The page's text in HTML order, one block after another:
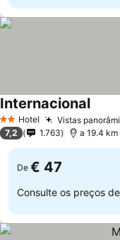
2 Estrelas
Hotel Vistas
Internacional
7,2 1.763 a 19.4
De € 47
Consulte os preços de